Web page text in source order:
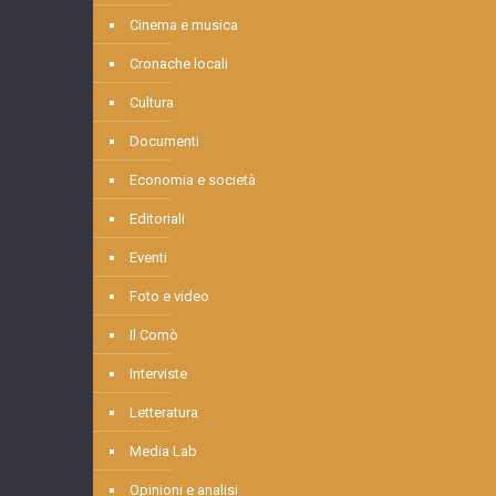
Cinema e musica
Cronache locali
Cultura
Documenti
Economia e società
Editoriali
Eventi
Foto e video
Il Comò
Interviste
Letteratura
Media Lab
Opinioni e analisi